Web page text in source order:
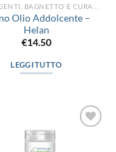
DETERGENTI, BAGNETTO E CURA DEL CORPO
Olio Addolcente –
Helan
€14.50
LEGGI TUTTO